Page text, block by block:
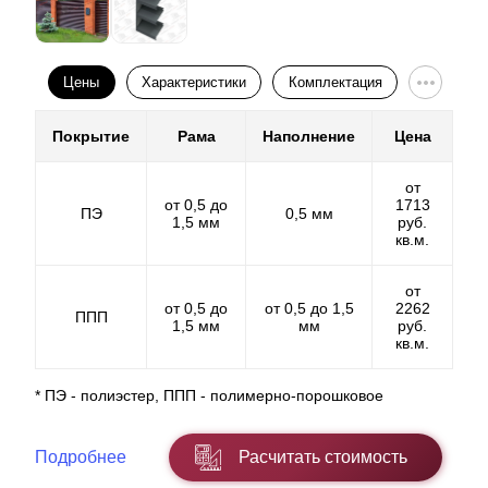
Цены Характеристики Комплектация
Покрытие Рама Наполнение Цена
ПЭ
от 0,5 до
1,5 мм
0,5 мм
от
1713
руб.
кв.м.
ППП
от 0,5 до
1,5 мм
от 0,5 до 1,5
мм
от
2262
руб.
кв.м.
* ПЭ - полиэстер, ППП - полимерно-порошковое
Подробнее Расчитать стоимость